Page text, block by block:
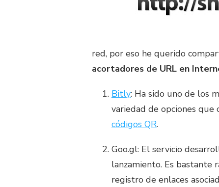
red, por eso he querido
acortadores de URL en
Bitly: Ha sido uno de los
variedad de opciones
códigos QR.
Goo.gl: El servicio
lanzamiento. Es bastante
registro de enlaces